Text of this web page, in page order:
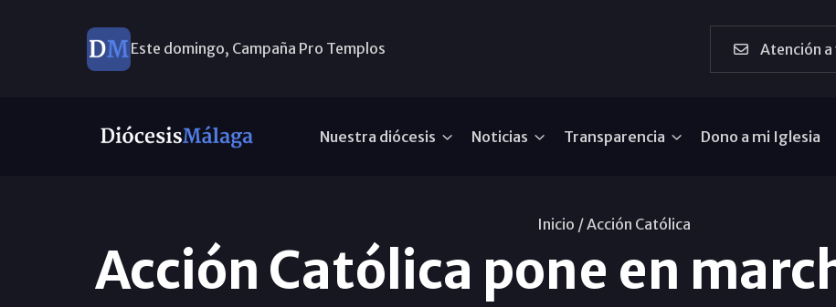
Este domingo, Campaña Pro Templos Atención a
Nuestra diócesis Noticias Transparencia Dono a mi Iglesia
Inicio /Acción Católica
Acción Católica pone en